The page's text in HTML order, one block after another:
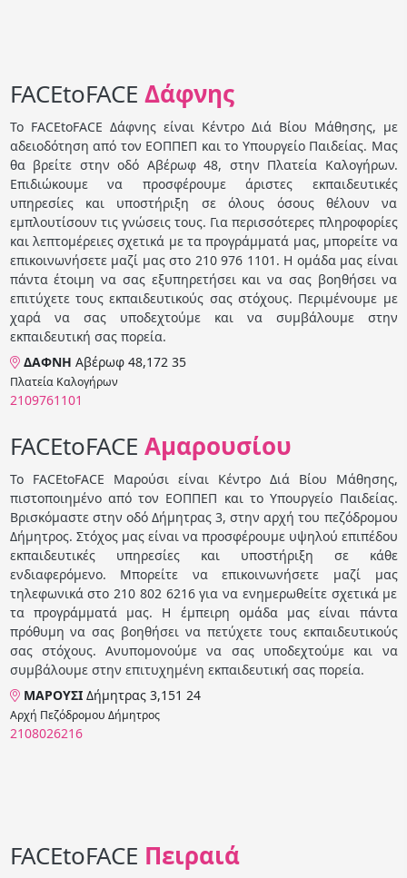
FACEtoFACE Δάφνης
Το FACEtoFACE Δάφνης είναι Κέντρο Διά Βίου Μάθησης, με
αδειοδότηση από τον ΕΟΠΠΕΠ και το Υπουργείο Παιδείας. Μας
θα βρείτε στην οδό Αβέρωφ 48, στην Πλατεία Καλογήρων.
Επιδιώκουμε να προσφέρουμε άριστες εκπαιδευτικές
υπηρεσίες και υποστήριξη σε όλους όσους θέλουν να
εμπλουτίσουν τις γνώσεις τους. Για περισσότερες πληροφορίες
και λεπτομέρειες σχετικά με τα προγράμματά μας, μπορείτε να
επικοινωνήσετε μαζί μας στο 210 976 1101. Η ομάδα μας είναι
πάντα έτοιμη να σας εξυπηρετήσει και να σας βοηθήσει να
επιτύχετε τους εκπαιδευτικούς σας στόχους. Περιμένουμε με
χαρά να σας υποδεχτούμε και να συμβάλουμε στην
εκπαιδευτική σας πορεία.
ΔΑΦΝΗ Αβέρωφ 48,172 35
Πλατεία Καλογήρων
2109761101
FACEtoFACE Αμαρουσίου
Το FACEtoFACE Μαρούσι είναι Κέντρο Διά Βίου Μάθησης,
πιστοποιημένο από τον ΕΟΠΠΕΠ και το Υπουργείο Παιδείας.
Βρισκόμαστε στην οδό Δήμητρας 3, στην αρχή του πεζόδρομου
Δήμητρος. Στόχος μας είναι να προσφέρουμε υψηλού επιπέδου
εκπαιδευτικές υπηρεσίες και υποστήριξη σε κάθε
ενδιαφερόμενο. Μπορείτε να επικοινωνήσετε μαζί μας
τηλεφωνικά στο 210 802 6216 για να ενημερωθείτε σχετικά με
τα προγράμματά μας. Η έμπειρη ομάδα μας είναι πάντα
πρόθυμη να σας βοηθήσει να πετύχετε τους εκπαιδευτικούς
σας στόχους. Ανυπομονούμε να σας υποδεχτούμε και να
συμβάλουμε στην επιτυχημένη εκπαιδευτική σας πορεία.
ΜΑΡΟΥΣΙ Δήμητρας 3,151 24
Αρχή Πεζόδρομου Δήμητρος
2108026216
FACEtoFACE Πειραιά